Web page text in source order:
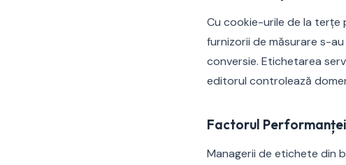
Cu cookie-urile de la
furnizorii de măsurare s-
conversie. Etichetarea
editorul controlează
Factorul
Managerii de etichete din